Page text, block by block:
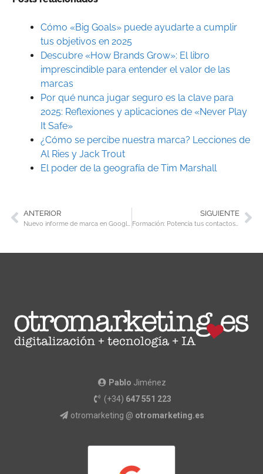
Cómo «Big Goals» puede ayudarte a cumplir
tus objetivos en 2025
Descubre «How Brands Grow»: El libro
imprescindible para entender el valor de las
marcas
Por qué nunca jugar seguro es la clave para
2025: Reflexiones y aplicaciones de «Never Play
It Safe»
¿Cómo se percibe nuestra marca? Lecciones de
Al Ries y Jack Trout
El poder de la geografía de Tim Marshall
ANTERIOR SIGUIENTE
Formación: Potencia tus contactos y ventas con lead scoring para Google Ads
Pablo Jiménez
(+34) 647 551 223
otromarketing @ otromarketing.es